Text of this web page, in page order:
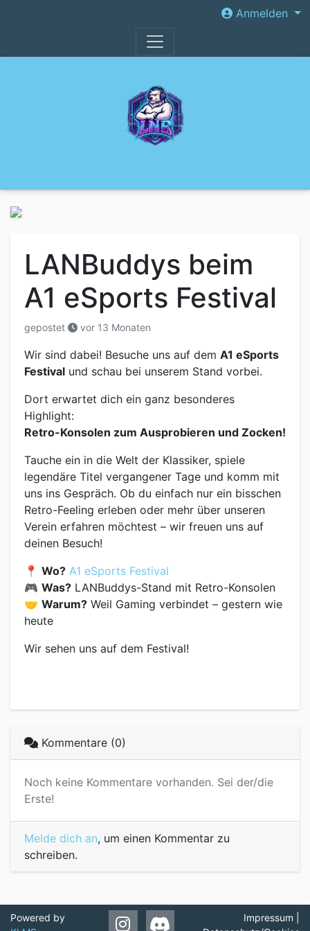
Anmelden
LANBuddys beim
A1 eSports Festival
gepostet vor 13 Monaten
Wir sind dabei! Besuche uns auf dem A1 eSports
Festival und schau bei unserem Stand vorbei.
Dort erwartet dich ein ganz besonderes
Highlight:
Retro-Konsolen zum Ausprobieren und Zocken!
Tauche ein in die Welt der Klassiker, spiele
legendäre Titel vergangener Tage und komm mit
uns ins Gespräch. Ob du einfach nur ein bisschen
Retro-Feeling erleben oder mehr über unseren
Verein erfahren möchtest – wir freuen uns auf
deinen Besuch!
📍 Wo? A1 eSports Festival
🎮 Was? LANBuddys-Stand mit Retro-Konsolen
🤝 Warum? Weil Gaming verbindet – gestern wie
heute
Wir sehen uns auf dem Festival!
Kommentare (0)
Noch keine Kommentare vorhanden. Sei der/die
Erste!
Melde dich an, um einen Kommentar zu
schreiben.
Powered by
Impressum